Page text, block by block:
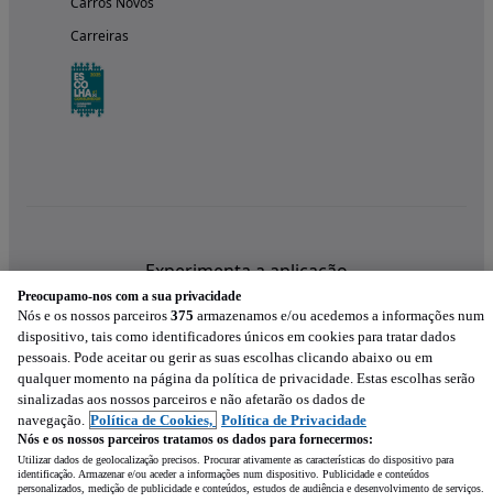
Carreiras
Experimenta a aplicação
Preocupamo-nos com a sua privacidade
Nós e os nossos parceiros 375 armazenamos e/ou acedemos a informações num
dispositivo, tais como identificadores únicos em cookies para tratar dados
pessoais. Pode aceitar ou gerir as suas escolhas clicando abaixo ou em
qualquer momento na página da política de privacidade. Estas escolhas serão
sinalizadas aos nossos parceiros e não afetarão os dados de
navegação. Política de Cookies, Política de Privacidade
Nós e os nossos parceiros tratamos os dados para fornecermos:
Utilizar dados de geolocalização precisos. Procurar ativamente as características do dispositivo para
identificação. Armazenar e/ou aceder a informações num dispositivo. Publicidade e conteúdos
personalizados, medição de publicidade e conteúdos, estudos de audiência e desenvolvimento de serviços.